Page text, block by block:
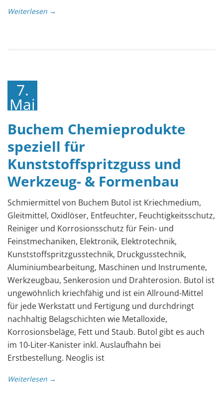
Weiterlesen →
7.
Mai
2019
Buchem Chemieprodukte
speziell für
Kunststoffspritzguss und
Werkzeug- & Formenbau
Schmiermittel von Buchem Butol ist Kriechmedium,
Gleitmittel, Oxidlöser, Entfeuchter, Feuchtigkeitsschutz,
Reiniger und Korrosionsschutz für Fein- und
Feinstmechaniken, Elektronik, Elektrotechnik,
Kunststoffspritzgusstechnik, Druckgusstechnik,
Aluminiumbearbeitung, Maschinen und Instrumente,
Werkzeugbau, Senkerosion und Drahterosion. Butol ist
ungewöhnlich kriechfähig und ist ein Allround-Mittel
für jede Werkstatt und Fertigung und durchdringt
nachhaltig Belagschichten wie Metalloxide,
Korrosionsbeläge, Fett und Staub. Butol gibt es auch
im 10-Liter-Kanister inkl. Auslaufhahn bei
Erstbestellung. Neoglis ist
Weiterlesen →